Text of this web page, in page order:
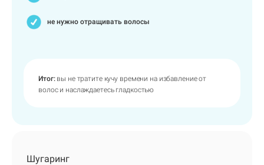
не нужно отращивать волосы
Итог:вы не тратите кучу времени на избавление от
волос и наслаждаетесь гладкостью
Шугаринг